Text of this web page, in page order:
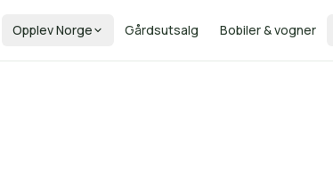
Opplev Norge Gårdsutsalg Bobiler & vogner